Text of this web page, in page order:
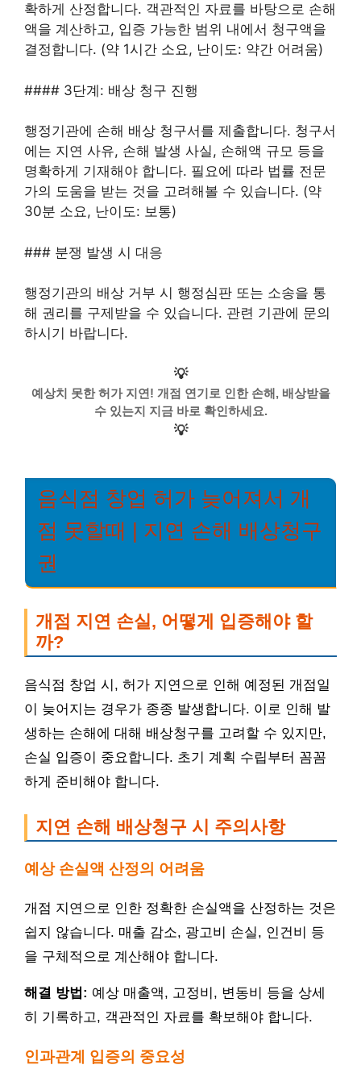
확하게 산정합니다. 객관적인 자료를 바탕으로 손해
액을 계산하고, 입증 가능한 범위 내에서 청구액을
결정합니다. (약 1시간 소요, 난이도: 약간 어려움)
#### 3단계: 배상 청구 진행
행정기관에 손해 배상 청구서를 제출합니다. 청구서
에는 지연 사유, 손해 발생 사실, 손해액 규모 등을
명확하게 기재해야 합니다. 필요에 따라 법률 전문
가의 도움을 받는 것을 고려해볼 수 있습니다. (약
30분 소요, 난이도: 보통)
### 분쟁 발생 시 대응
행정기관의 배상 거부 시 행정심판 또는 소송을 통
해 권리를 구제받을 수 있습니다. 관련 기관에 문의
하시기 바랍니다.
💡
예상치 못한 허가 지연! 개점 연기로 인한 손해, 배상받을
수 있는지 지금 바로 확인하세요.
💡
음식점 창업 허가 늦어져서 개
점 못할때 | 지연 손해 배상청구
권
개점 지연 손실, 어떻게 입증해야 할
까?
음식점 창업 시, 허가 지연으로 인해 예정된 개점일
이 늦어지는 경우가 종종 발생합니다. 이로 인해 발
생하는 손해에 대해 배상청구를 고려할 수 있지만,
손실 입증이 중요합니다. 초기 계획 수립부터 꼼꼼
하게 준비해야 합니다.
지연 손해 배상청구 시 주의사항
예상 손실액 산정의 어려움
개점 지연으로 인한 정확한 손실액을 산정하는 것은
쉽지 않습니다. 매출 감소, 광고비 손실, 인건비 등
을 구체적으로 계산해야 합니다.
해결 방법: 예상 매출액, 고정비, 변동비 등을 상세
히 기록하고, 객관적인 자료를 확보해야 합니다.
인과관계 입증의 중요성